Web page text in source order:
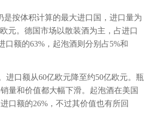
按体积计算的最大进口国，进口量为
元。德国市场以散装酒为主，占进口
口额的63%，起泡酒则分别占5%和
口额从60亿欧元降至约50亿欧元。瓶
量和价值都大幅下滑。起泡酒在美国
口额的26%，不过其价值也有所回